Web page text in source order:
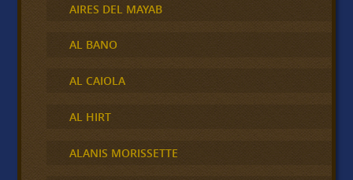
AIRES DEL MAYAB
AL BANO
AL CAIOLA
AL HIRT
ALANIS MORISSETTE